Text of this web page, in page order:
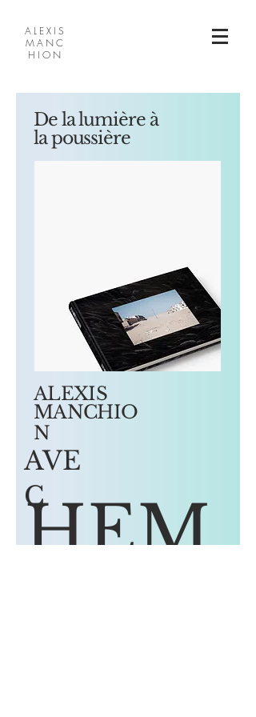
ALEXIS
MANC
HION
De la lumière à
la poussière
ALEXIS
MANCHIO
N
AVE
C
HEM